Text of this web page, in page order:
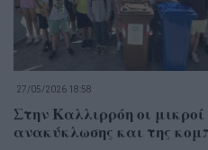
27/05/2026 18:58
Στην Καλλιρρόη οι
ανακύκλωσης και της